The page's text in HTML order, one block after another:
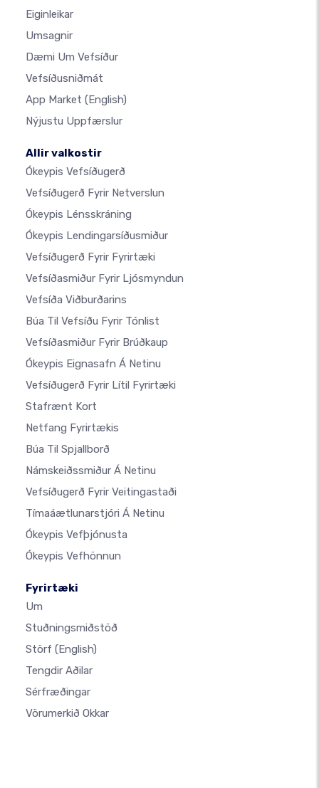
Eiginleikar
Umsagnir
Dæmi Um Vefsíður
Vefsíðusniðmát
App Market (English)
Nýjustu Uppfærslur
Allir valkostir
Ókeypis Vefsíðugerð
Vefsíðugerð Fyrir Netverslun
Ókeypis Lénsskráning
Ókeypis Lendingarsíðusmiður
Vefsíðugerð Fyrir Fyrirtæki
Vefsíðasmiður Fyrir Ljósmyndun
Vefsíða Viðburðarins
Búa Til Vefsíðu Fyrir Tónlist
Vefsíðasmiður Fyrir Brúðkaup
Ókeypis Eignasafn Á Netinu
Vefsíðugerð Fyrir Lítil Fyrirtæki
Stafrænt Kort
Netfang Fyrirtækis
Búa Til Spjallborð
Námskeiðssmiður Á Netinu
Vefsíðugerð Fyrir Veitingastaði
Tímaáætlunarstjóri Á Netinu
Ókeypis Vefþjónusta
Ókeypis Vefhönnun
Fyrirtæki
Um
Stuðningsmiðstöð
Störf (English)
Tengdir Aðilar
Sérfræðingar
Vörumerkið Okkar